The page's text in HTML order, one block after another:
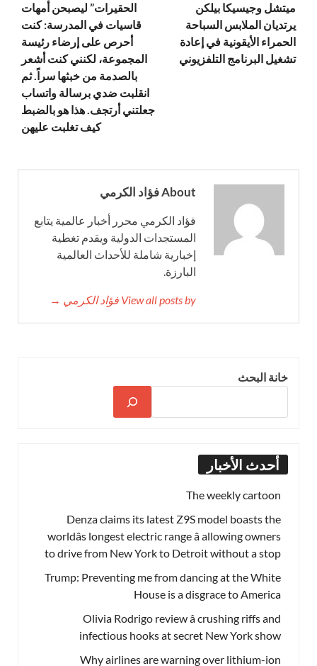
ميتشل وجيسيكا بيلكن
يرتديان الملابس السباحة
الحمراء الأيقونية في إعادة
تشغيل البرنامج التلفزيوني
الحقيرات” ليصبحن أمهات
قاسيات في المدرسة: كنت
أحرص على إرضاء رئيسة
المجموعة، لكنني كنت أشعر
بالصدمة من خبثها سراً. ثم
انقلبت ضدي برسالة واتساب
جعلتني أرتجف. هذا هو بالضبط
كيف تغلبت عليهن
About فؤاد الكرمي
فؤاد الكرمي محرر أخبار عالمية يتابع
المستجدات الدولية ويقدم تغطية
إخبارية شاملة للأحداث العالمية
البارزة.
View all posts by فؤاد الكرمي →
خانة البحث
أحدث الأخبار
The weekly cartoon
Denza claims its latest Z9S model boasts the
worldâs longest electric range â allowing owners
to drive from New York to Detroit without a stop
Trump: Preventing me from dancing at the White
House is a disgrace to America
Olivia Rodrigo review â crushing riffs and
infectious hooks at secret New York show
Why airlines are warning over lithium-ion